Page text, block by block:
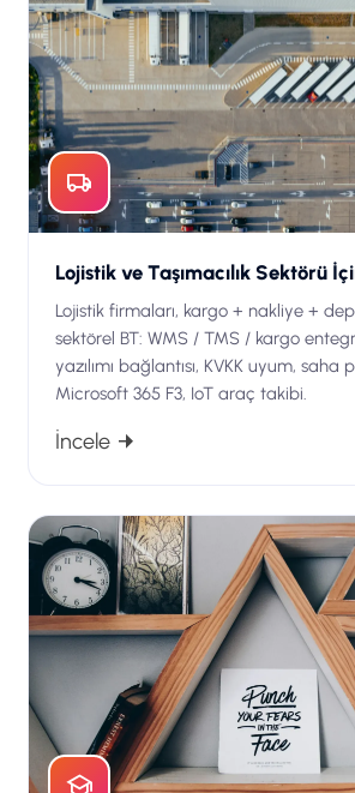
Lojistik ve Taşımacılık Sektörü
Lojistik firmaları, kargo + nakliye +
sektörel BT: WMS / TMS / kargo
yazılımı bağlantısı, KVKK uyum, saha
Microsoft 365 F3, IoT araç takibi.
İncele